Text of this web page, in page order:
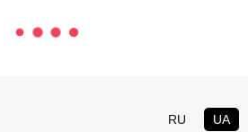
RU UA